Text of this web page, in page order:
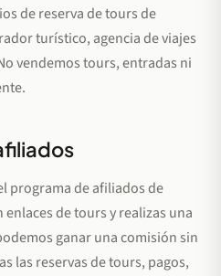
de reserva de tours de
turístico, agencia de viajes
vendemos tours, entradas ni
programa de afiliados de
enlaces de tours y realizas una
ganar una comisión sin
las reservas de tours, pagos,